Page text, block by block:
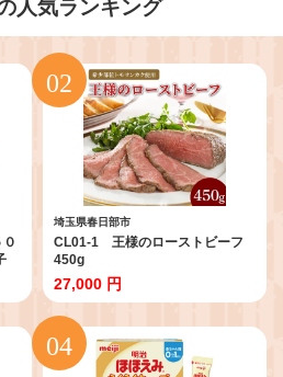
人気ランキング
埼玉県春日部市
CL01-1 王様のローストビーフ
450g
27,000 円